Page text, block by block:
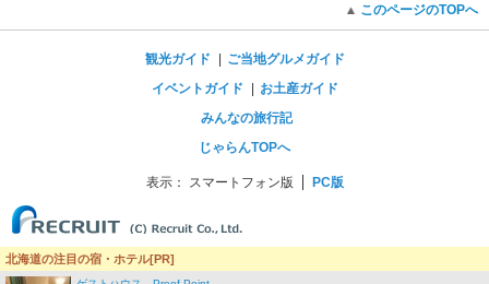
このページのTOPへ
観光ガイド
ご当地グルメガイド
イベントガイド
お土産ガイド
みんなの旅行記
じゃらんTOPへ
表示： スマートフォン版 PC版
北海道の注目の宿・ホテル[PR]